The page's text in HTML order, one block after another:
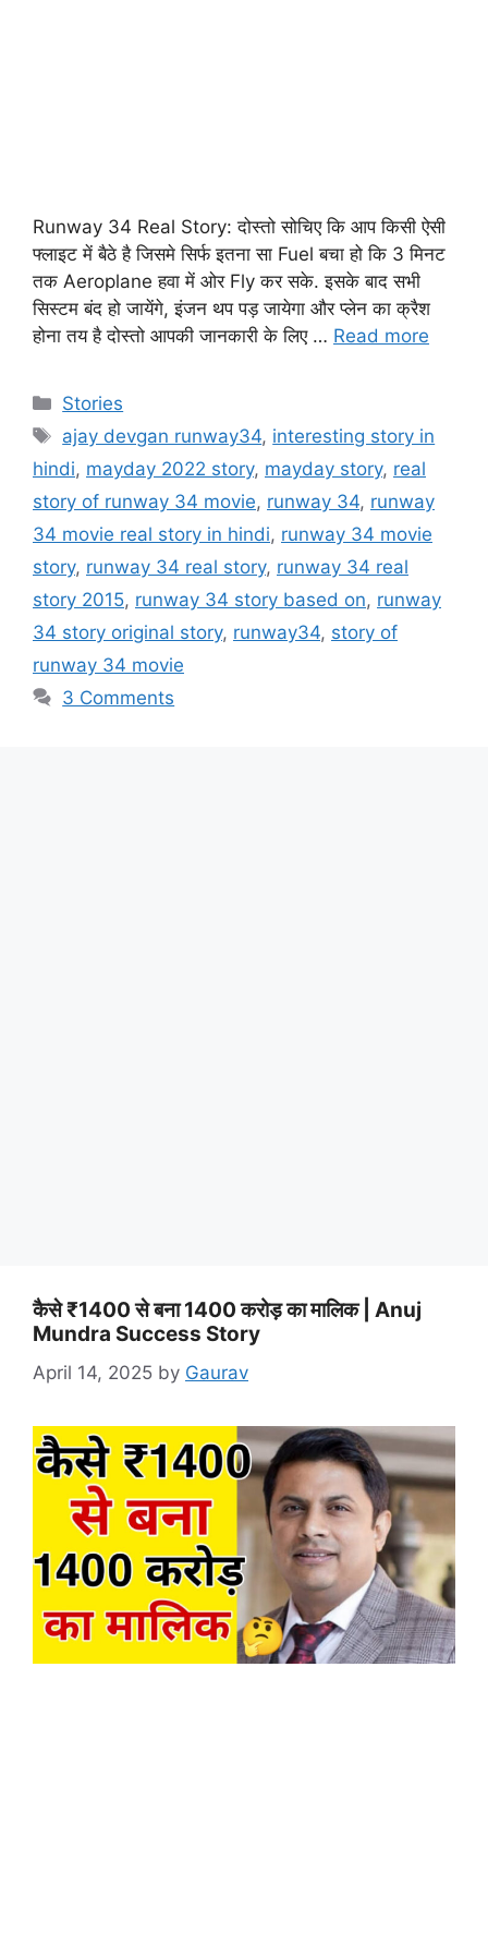
Runway 34 Real Story: दोस्तो सोचिए कि आप किसी ऐसी
फ्लाइट में बैठे है जिसमे सिर्फ इतना सा Fuel बचा हो कि 3 मिनट
तक Aeroplane हवा में ओर Fly कर सके. इसके बाद सभी
सिस्टम बंद हो जायेंगे, इंजन थप पड़ जायेगा और प्लेन का क्रैश
होना तय है दोस्तो आपकी जानकारी के लिए … Read more
Stories
ajay devgan runway34, interesting story in
hindi, mayday 2022 story, mayday story, real
story of runway 34 movie, runway 34, runway
34 movie real story in hindi, runway 34 movie
story, runway 34 real story, runway 34 real
story 2015, runway 34 story based on, runway
34 story original story, runway34, story of
runway 34 movie
3 Comments
कैसे ₹1400 से बना 1400 करोड़ का मालिक | Anuj
Mundra Success Story
April 14, 2025 by Gaurav